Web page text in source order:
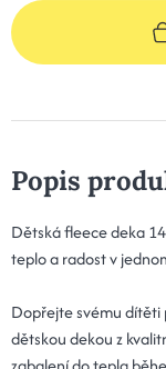
Popis
Dětská fleece deka
teplo a radost v
Dopřejte svému dítěti
dětskou dekou z